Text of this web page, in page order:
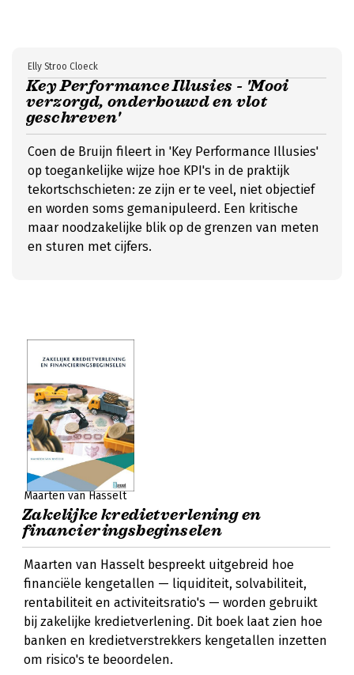
Key Performance Illusies - 'Mooi
verzorgd, onderbouwd en vlot
geschreven'
Elly Stroo Cloeck
Coen de Bruijn fileert in 'Key Performance Illusies'
op toegankelijke wijze hoe KPI's in de praktijk
tekortschschieten: ze zijn er te veel, niet objectief
en worden soms gemanipuleerd. Een kritische
maar noodzakelijke blik op de grenzen van meten
en sturen met cijfers.
Maarten van Hasselt
Zakelijke kredietverlening en
financieringsbeginselen
Maarten van Hasselt bespreekt uitgebreid hoe
financiële kengetallen — liquiditeit, solvabiliteit,
rentabiliteit en activiteitsratio's — worden gebruikt
bij zakelijke kredietverlening. Dit boek laat zien hoe
banken en kredietverstrekkers kengetallen inzetten
om risico's te beoordelen.